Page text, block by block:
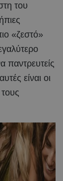
του
«ζεστό»
παντρευτείς
είναι οι